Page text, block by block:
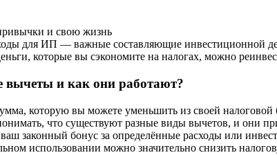
и свою жизнь
для ИП — важные составляющие инвестиционной
которые вы сэкономите на налогах, можно
вычеты и как они работают?
которую вы можете уменьшить из своей
что существуют разные виды вычетов, и они
законный бонус за определённые расходы или
использовании можно значительно снизить